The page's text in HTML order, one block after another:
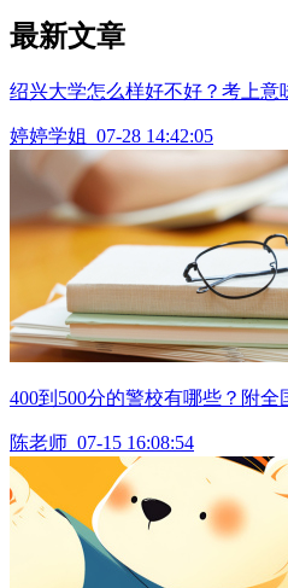
最新文章
绍兴大学怎么样好不好？考上意
婷婷学姐 07-28 14:42:05
400到500分的警校有哪些？附
陈老师 07-15 16:08:54